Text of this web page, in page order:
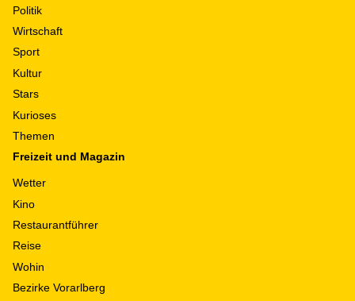
Politik
Wirtschaft
Sport
Kultur
Stars
Kurioses
Themen
Freizeit und Magazin
Wetter
Kino
Restaurantführer
Reise
Wohin
Bezirke Vorarlberg